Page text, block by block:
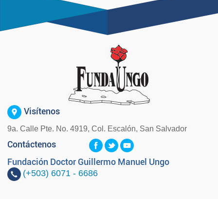
Visítenos
9a. Calle Pte. No. 4919, Col. Escalón, San Salvador
Contáctenos
Fundación Doctor Guillermo Manuel Ungo
(+503) 6071 - 6686